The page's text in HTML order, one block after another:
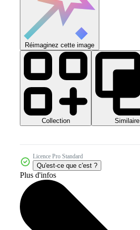
Réimaginez cette image
Collection Similaire
Licence Pro Standard
Qu'est-ce que c'est ?
Plus d'infos